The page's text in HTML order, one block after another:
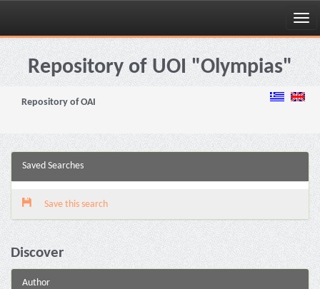
Skip
navigationRepository of UOI "Olympias"
Repository of OAI
Saved Searches
Save this search
Discover
Author